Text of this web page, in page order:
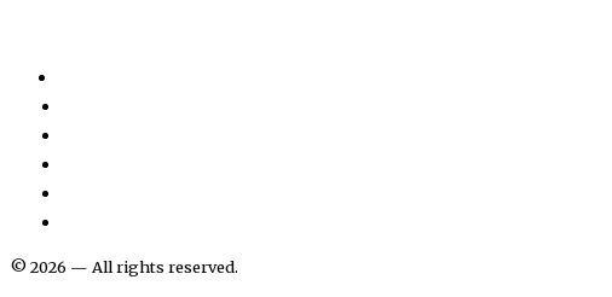
©2026 — All rights reserved.